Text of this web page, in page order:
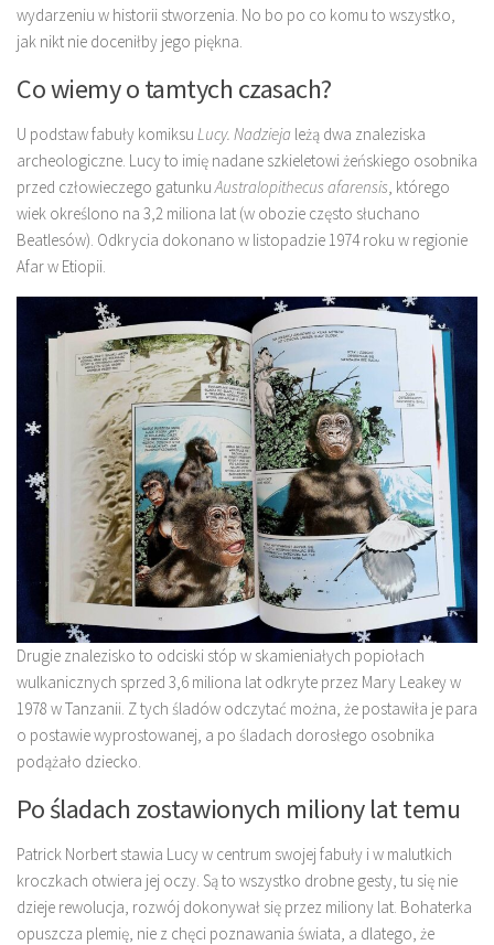
wydarzeniu w historii stworzenia. No bo po co komu to wszystko,
jak nikt nie doceniłby jego piękna.
Co wiemy o tamtych czasach?
U podstaw fabuły komiksu Lucy. Nadzieja leżą dwa znaleziska
archeologiczne. Lucy to imię nadane szkieletowi żeńskiego osobnika
przed człowieczego gatunkuAustralopithecus afarensis, którego
wiek określono na 3,2 miliona lat (w obozie często słuchano
Beatlesów). Odkrycia dokonano w listopadzie 1974 roku w regionie
Afar w Etiopii.
Drugie znalezisko to odciski stóp w skamieniałych popiołach
wulkanicznych sprzed 3,6 miliona lat odkryte przez Mary Leakey w
1978 w Tanzanii. Z tych śladów odczytać można, że postawiła je para
o postawie wyprostowanej, a po śladach dorosłego osobnika
podążało dziecko.
Po śladach zostawionych miliony lat temu
Patrick Norbert stawia Lucy w centrum swojej fabuły i w malutkich
kroczkach otwiera jej oczy. Są to wszystko drobne gesty, tu się nie
dzieje rewolucja, rozwój dokonywał się przez miliony lat. Bohaterka
opuszcza plemię, nie z chęci poznawania świata, a dlatego, że